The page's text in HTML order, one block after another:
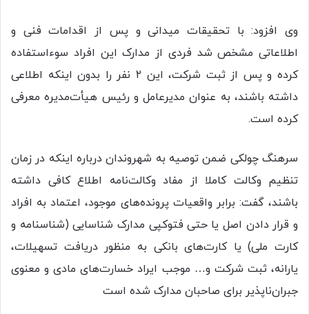
وی افزود: با تحقیقات میدانی و پس از اقدامات فنی و
اطلاعاتی مشخص شد فردی از مدارک این افراد سوءاستفاده
کرده و پس از ثبت شرکت، این ۲ نفر را بدون اینکه اطلاعی
داشته باشند، به عنوان مدیرعامل و رئیس هیأت‌مدیره معرفی
کرده است.
سرهنگ چولکی ضمن توصیه به شهروندان درباره اینکه در زمان
تنظیم وکالت کاملا از مفاد وکالت‌نامه اطلاع کافی داشته
باشند، گفت: برابر واقعیات پرونده‌های موجود، اعتماد به افراد
و قرار دادن اصل یا حتی فتوکپی مدارک شناسایی (شناسنامه و
کارت ملی) یا کارت‌های بانکی به منظور دریافت تسهیلات،
یارانه، ثبت شرکت و… موجب ایراد خسارت‌های مادی و معنوی
جبران‌ناپذیر برای صاحبان مدارک شده است